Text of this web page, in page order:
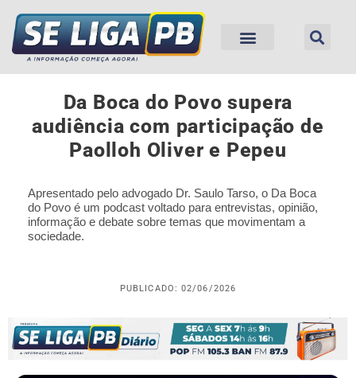
Da Boca do Povo supera
audiência com participação de
Paolloh Oliver e Pepeu
Apresentado pelo advogado Dr. Saulo Tarso, o Da Boca
do Povo é um podcast voltado para entrevistas, opinião,
informação e debate sobre temas que movimentam a
sociedade.
PUBLICADO: 02/06/2026